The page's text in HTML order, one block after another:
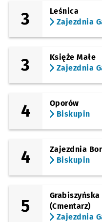
(Hubska)
Hubska (Dawida)
Gajowa
(Gliniana)
Sanocka
Uniwersytet
(Kamienna)
Zajezdnia Gaj
3
Leśnica
Zajezdnia
3
Księże Małe
Zajezdnia
4
Oporów
Biskupin
4
Zajezdnia
Biskupin
5
Grabiszyńska
(Cmentarz)
Zajezdnia